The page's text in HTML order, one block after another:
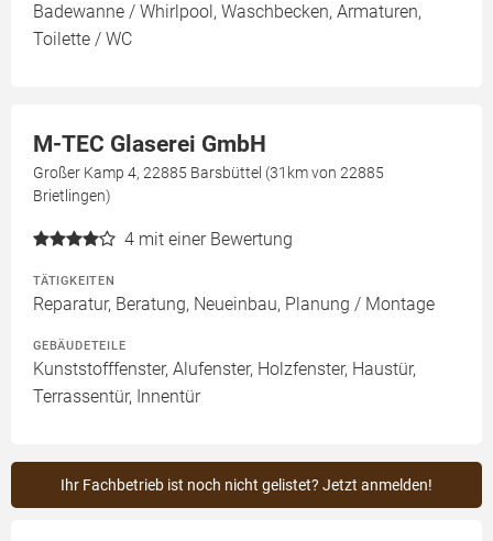
Badewanne / Whirlpool, Waschbecken, Armaturen,
Toilette / WC
M-TEC Glaserei GmbH
Großer Kamp 4, 22885 Barsbüttel (31km von 22885
Brietlingen)
4 mit einer Bewertung
TÄTIGKEITEN
Reparatur, Beratung, Neueinbau, Planung / Montage
GEBÄUDETEILE
Kunststofffenster, Alufenster, Holzfenster, Haustür,
Terrassentür, Innentür
Ihr Fachbetrieb ist noch nicht gelistet? Jetzt anmelden!